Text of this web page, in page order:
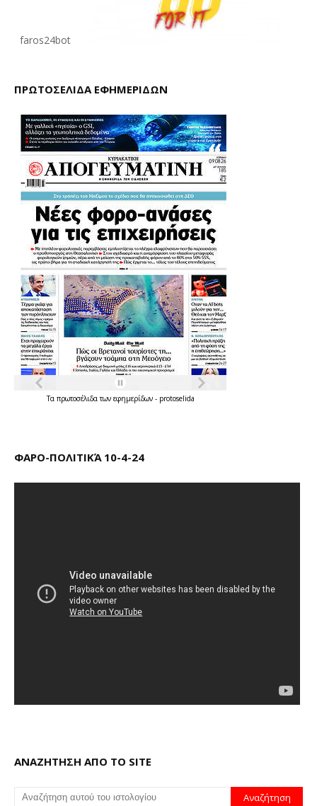
faros24bot
ΠΡΩΤΟΣΕΛΙΔΑ ΕΦΗΜΕΡΙΔΩΝ
Τα πρωτοσέλιδατων εφημερίδων - protoselida
ΦΑΡΟ-ΠΟΛΙΤΙΚΆ 10-4-24
ΑΝΑΖΗΤΗΣΗ ΑΠΟ ΤΟ SITE